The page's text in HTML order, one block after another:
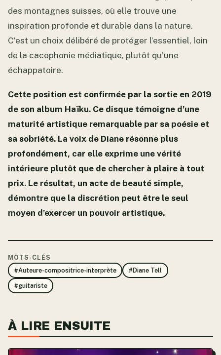
des montagnes suisses, où elle trouve une
inspiration profonde et durable dans la nature.
C’est un choix délibéré de protéger l’essentiel, loin
de la cacophonie médiatique, plutôt qu’une
échappatoire.
Cette position est confirmée par la sortie en 2019
de son album Haïku. Ce disque témoigne d’une
maturité artistique remarquable par sa poésie et
sa sobriété. La voix de Diane résonne plus
profondément, car elle exprime une vérité
intérieure plutôt que de chercher à plaire à tout
prix. Le résultat, un acte de beauté simple,
démontre que la discrétion peut être le seul
moyen d’exercer un pouvoir artistique.
MOTS-CLÉS
#Auteure-compositrice-interprète
#Diane Tell
#guitariste
À LIRE ENSUITE